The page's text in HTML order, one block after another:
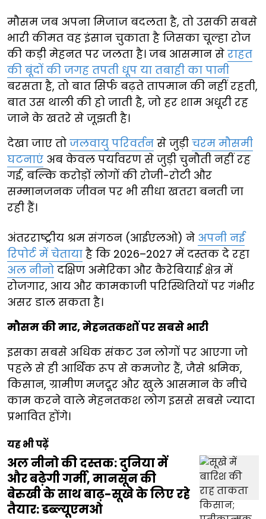
मौसम जब अपना मिजाज बदलता है, तो उसकी सबसे
भारी कीमत वह इंसान चुकाता है जिसका चूल्हा रोज
की कड़ी मेहनत पर जलता है। जब आसमान से राहत
की बूंदों की जगह तपती धूप या तबाही का पानी
बरसता है, तो बात सिर्फ बढ़ते तापमान की नहीं रहती,
बात उस थाली की हो जाती है, जो हर शाम अधूरी रह
जाने के खतरे से जूझती है।
देखा जाए तो जलवायु परिवर्तन से जुड़ी चरम मौसमी
घटनाएं अब केवल पर्यावरण से जुड़ी चुनौती नहीं रह
गई, बल्कि करोड़ों लोगों की रोजी-रोटी और
सम्मानजनक जीवन पर भी सीधा खतरा बनती जा
रही हैं।
अंतरराष्ट्रीय श्रम संगठन (आईएलओ) ने अपनी नई
रिपोर्ट में चेताया है कि 2026–2027 में दस्तक दे रहा
अल नीनो दक्षिण अमेरिका और कैरेबियाई क्षेत्र में
रोजगार, आय और कामकाजी परिस्थितियों पर गंभीर
असर डाल सकता है।
मौसम की मार, मेहनतकशों पर सबसे भारी
इसका सबसे अधिक संकट उन लोगों पर आएगा जो
पहले से ही आर्थिक रूप से कमजोर हैं, जैसे श्रमिक,
किसान, ग्रामीण मजदूर और खुले आसमान के नीचे
काम करने वाले मेहनतकश लोग इससे सबसे ज्यादा
प्रभावित होंगे।
यह भी पढ़ें
अल नीनो की दस्तक: दुनिया में
और बढ़ेगी गर्मी, मानसून की
बेरुखी के साथ बाढ़-सूखे के लिए रहे
तैयार: डब्ल्यूएमओ